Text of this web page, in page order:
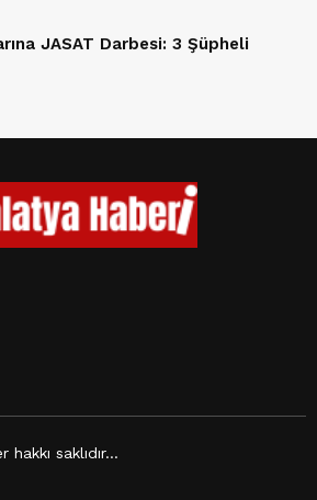
JASAT Darbesi: 3 Şüpheli
saklıdır...